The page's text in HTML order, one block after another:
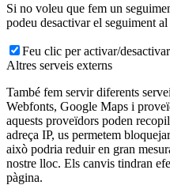
Si no voleu que fem un
podeu desactivar el seguiment
Feu clic per activar/
Altres serveis externs
També fem servir diferents
Webfonts, Google Maps i
aquests proveïdors poden
adreça IP, us permetem
això podria reduir en gran
nostre lloc. Els canvis tindran
pàgina.